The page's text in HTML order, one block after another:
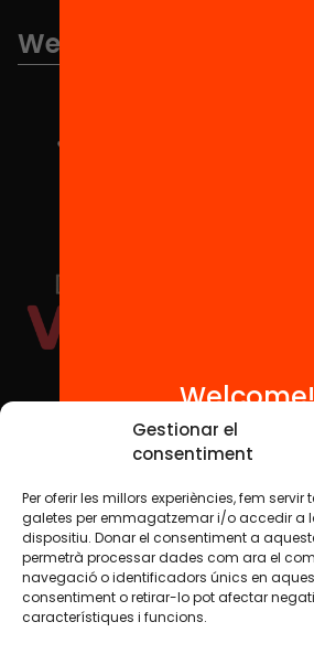
Gestionar el
consentiment
Per oferir les millors experiències, fem
galetes per emmagatzemar i/o accedir a
dispositiu. Donar el consentiment a
permetrà processar dades com ara el
navegació o identificadors únics en
consentiment o retirar-lo pot afectar
característiques i funcions.
We are part of...
Social Media
TW YTB IG FB IN
Legal NoticeCookie Policy
Welcome!